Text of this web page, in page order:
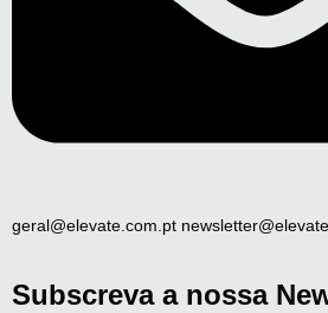
geral@elevate.com.pt
Subscreva a nossa